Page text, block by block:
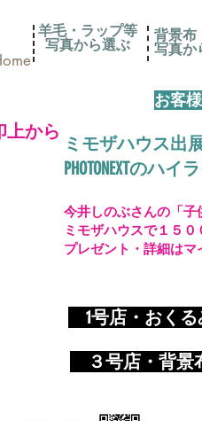
上から
羊毛・ラップ等
写真から選ぶ
背景布
写真か
お客
ミモザハウス出
PHOTONEXTのハ
1号店・おく
​ ３号店・背
今井しのぶさんの「
ミモザハウスで１５
プレゼント・詳細は